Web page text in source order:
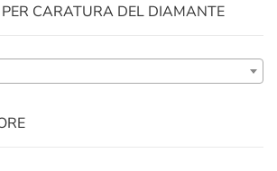
PER CARATURA DEL DIAMANTE